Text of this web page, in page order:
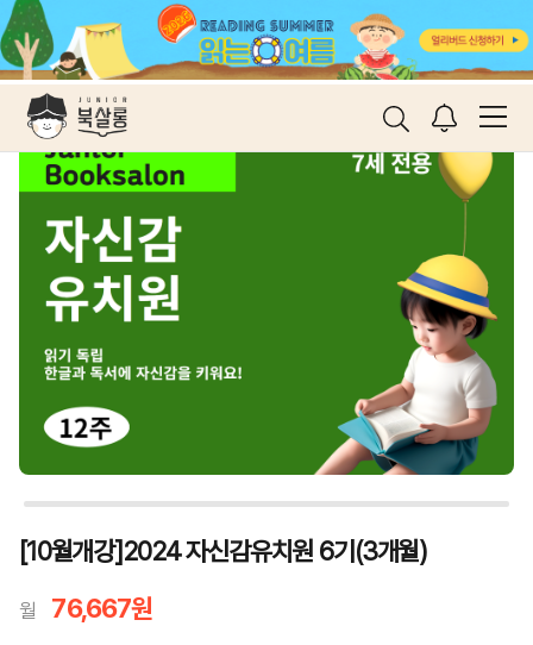
[10월개강]2024 자신감유치원 6기(3개월)
월 76,667원